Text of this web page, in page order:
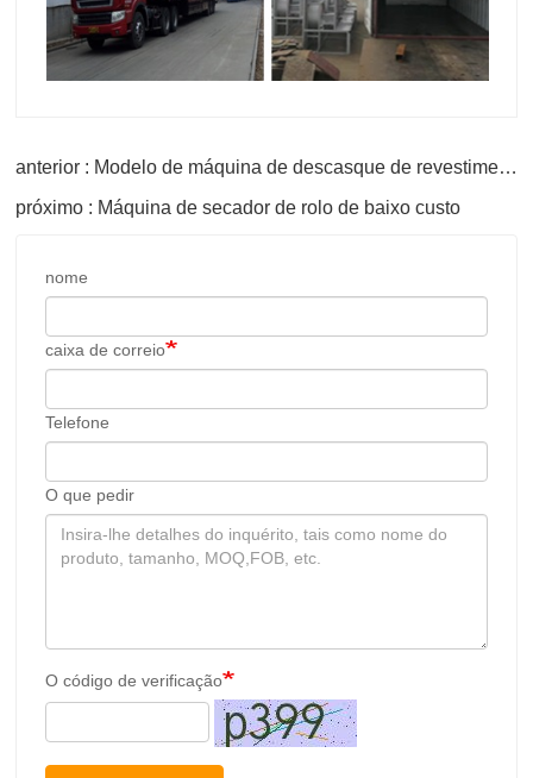
anterior : Modelo de máquina de descasque de revestimento de velocidade
próximo : Máquina de secador de rolo de baixo custo
nome
caixa de correio
Telefone
O que pedir
O código de verificação